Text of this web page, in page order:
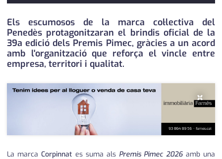
societat
successos
Els escumosos de la marca col·lectiva del
Penedès protagonitzaran el brindis oficial de la
39a edició dels Premis Pimec, gràcies a un acord
amb l'organització que reforça el vincle entre
empresa, territori i qualitat.
×
La marcaCorpinnat es suma als Premis Pimec 2026amb una